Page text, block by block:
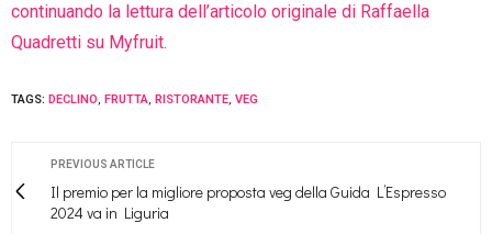
continuando la lettura dell’articolo originale di Raffaella
Quadretti su Myfruit.
TAGS: DECLINO, FRUTTA, RISTORANTE, VEG
PREVIOUS ARTICLE
Il premio per la migliore proposta veg della Guida L’Espresso
2024 va in Liguria